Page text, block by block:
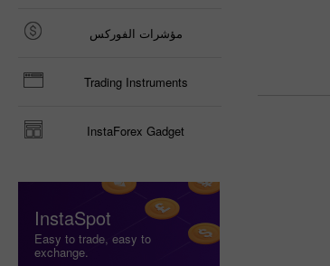
مؤشرات الفوركس
Trading Instruments
InstaForex Gadget
InstaSpot
Easy to trade, easy to
exchange.